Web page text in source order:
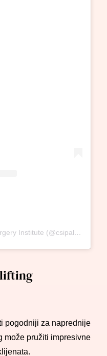
A post shared by Cosmetic Surgery Institute (@csipalmdesert)
pogodniji za naprednije
može pružiti impresivne